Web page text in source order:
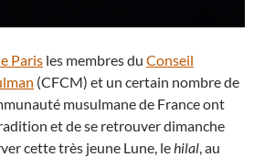
Paris les membres du Conseil
(CFCM) et un certain nombre de
musulmane de France ont
et de se retrouver dimanche
cette très jeune Lune, lehilal, au